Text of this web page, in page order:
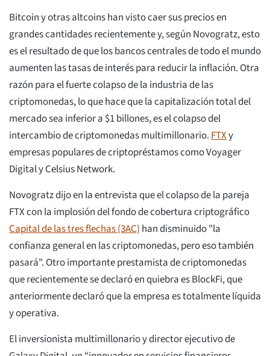
Bitcoin y otras altcoins han visto caer sus precios en
grandes cantidades recientemente y, según Novogratz, esto
es el resultado de que los bancos centrales de todo el mundo
aumenten las tasas de interés para reducir la inflación. Otra
razón para el fuerte colapso de la industria de las
criptomonedas, lo que hace que la capitalización total del
mercado sea inferior a $1 billones, es el colapso del
intercambio de criptomonedas multimillonario.FTXy
empresas populares de criptopréstamos como Voyager
Digital y Celsius Network.
Novogratz dijo en la entrevista que el colapso de la pareja
FTX con la implosión del fondo de cobertura criptográfico
Capital de las tres flechas (3AC)han disminuido "la
confianza general en las criptomonedas, pero eso también
pasará". Otro importante prestamista de criptomonedas
que recientemente se declaró en quiebra es BlockFi, que
anteriormente declaró que la empresa es totalmente líquida
y operativa.
El inversionista multimillonario y director ejecutivo de